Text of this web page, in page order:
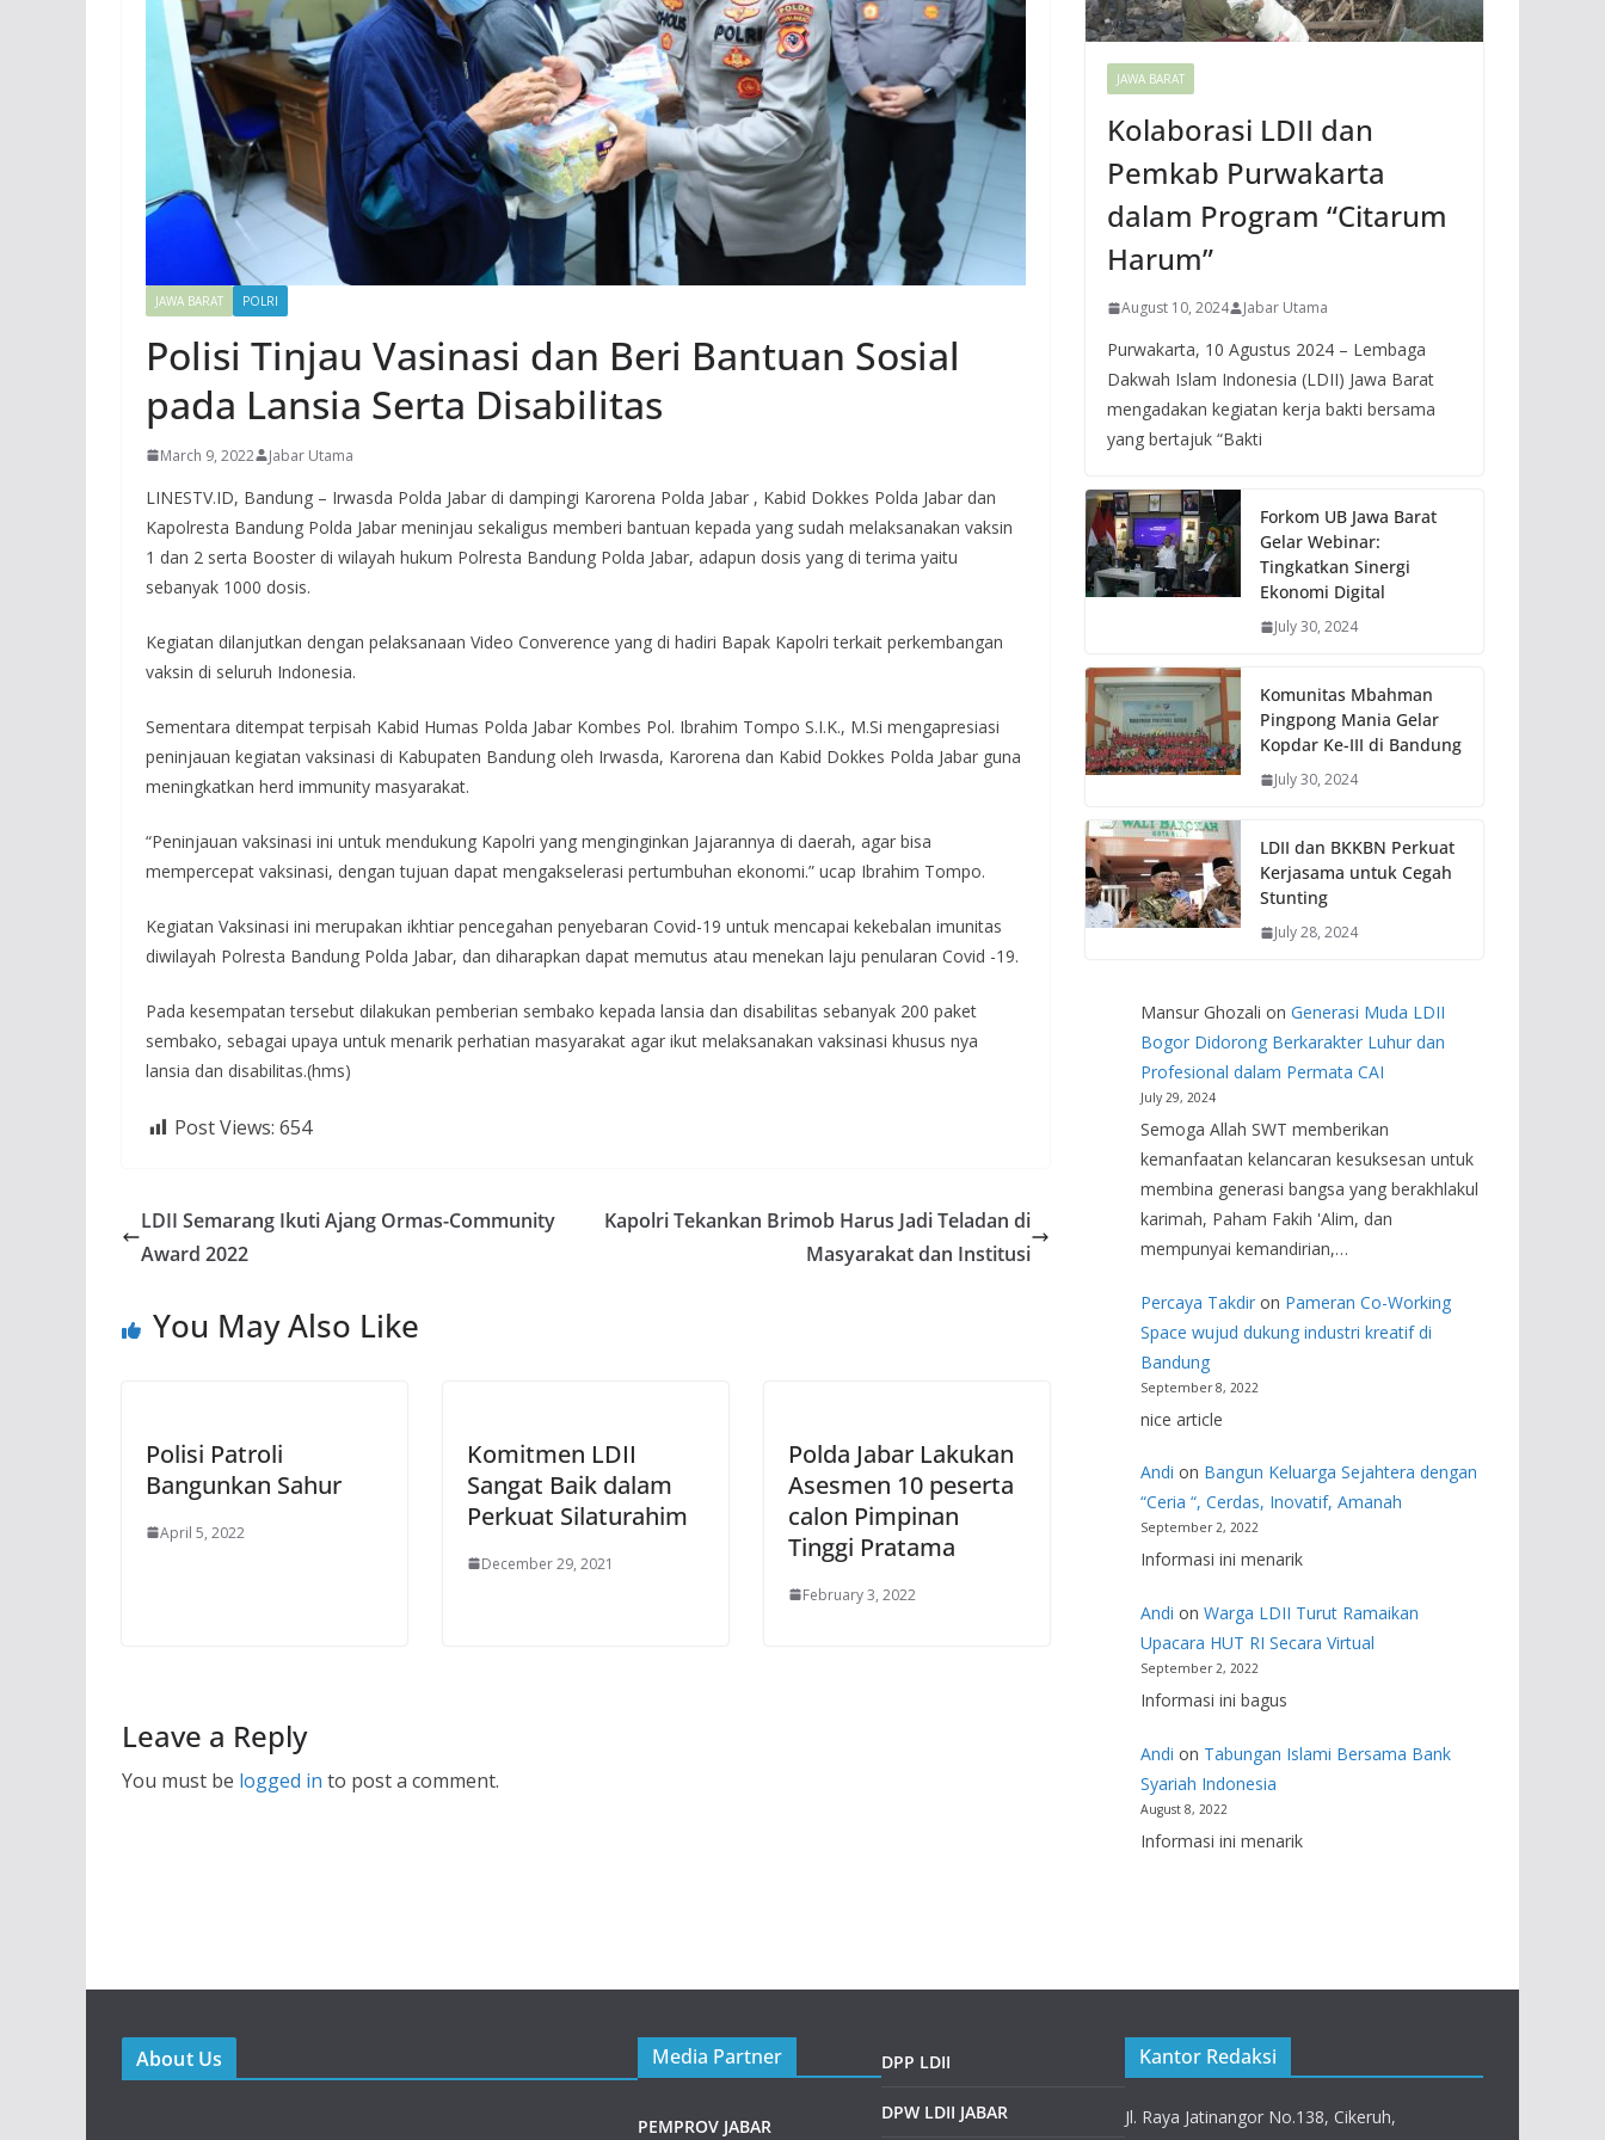
JAWA BARAT POLRI
Polisi Tinjau Vasinasi dan Beri Bantuan Sosial
pada Lansia Serta Disabilitas
March 9, 2022 Jabar Utama
LINESTV.ID, Bandung – Irwasda Polda Jabar di dampingi Karorena Polda Jabar , Kabid Dokkes Polda Jabar dan
Kapolresta Bandung Polda Jabar meninjau sekaligus memberi bantuan kepada yang sudah melaksanakan vaksin
1 dan 2 serta Booster di wilayah hukum Polresta Bandung Polda Jabar, adapun dosis yang di terima yaitu
sebanyak 1000 dosis.
Kegiatan dilanjutkan dengan pelaksanaan Video Converence yang di hadiri Bapak Kapolri terkait perkembangan
vaksin di seluruh Indonesia.
Sementara ditempat terpisah Kabid Humas Polda Jabar Kombes Pol. Ibrahim Tompo S.I.K., M.Si mengapresiasi
peninjauan kegiatan vaksinasi di Kabupaten Bandung oleh Irwasda, Karorena dan Kabid Dokkes Polda Jabar guna
meningkatkan herd immunity masyarakat.
“Peninjauan vaksinasi ini untuk mendukung Kapolri yang menginginkan Jajarannya di daerah, agar bisa
mempercepat vaksinasi, dengan tujuan dapat mengakselerasi pertumbuhan ekonomi.” ucap Ibrahim Tompo.
Kegiatan Vaksinasi ini merupakan ikhtiar pencegahan penyebaran Covid-19 untuk mencapai kekebalan imunitas
diwilayah Polresta Bandung Polda Jabar, dan diharapkan dapat memutus atau menekan laju penularan Covid -19.
Pada kesempatan tersebut dilakukan pemberian sembako kepada lansia dan disabilitas sebanyak 200 paket
sembako, sebagai upaya untuk menarik perhatian masyarakat agar ikut melaksanakan vaksinasi khusus nya
lansia dan disabilitas.(hms)
Post Views: 654
LDII Semarang Ikuti Ajang Ormas-Community
Award 2022
Kapolri Tekankan Brimob Harus Jadi Teladan di
Masyarakat dan Institusi
You May Also Like
Polisi Patroli
Bangunkan Sahur
April 5, 2022
Komitmen LDII
Sangat Baik dalam
Perkuat Silaturahim
December 29, 2021
Polda Jabar Lakukan
Asesmen 10 peserta
calon Pimpinan
Tinggi Pratama
February 3, 2022
Leave a Reply
You must be logged in to post a comment.
JAWA BARAT
Kolaborasi LDII dan
Pemkab Purwakarta
dalam Program “Citarum
Harum”
August 10, 2024 Jabar Utama
Purwakarta, 10 Agustus 2024 – Lembaga
Dakwah Islam Indonesia (LDII) Jawa Barat
mengadakan kegiatan kerja bakti bersama
yang bertajuk “Bakti
Forkom UB Jawa Barat
Gelar Webinar:
Tingkatkan Sinergi
Ekonomi Digital
July 30, 2024
Komunitas Mbahman
Pingpong Mania Gelar
Kopdar Ke-III di Bandung
July 30, 2024
LDII dan BKKBN Perkuat
Kerjasama untuk Cegah
Stunting
July 28, 2024
Mansur Ghozali on Generasi Muda LDII
Bogor Didorong Berkarakter Luhur dan
Profesional dalam Permata CAI
July 29, 2024
Semoga Allah SWT memberikan
kemanfaatan kelancaran kesuksesan untuk
membina generasi bangsa yang berakhlakul
karimah, Paham Fakih 'Alim, dan
mempunyai kemandirian,…
Percaya Takdiron Pameran Co-Working
Space wujud dukung industri kreatif di
Bandung
September 8, 2022
nice article
Andi on Bangun Keluarga Sejahtera dengan
“Ceria “, Cerdas, Inovatif, Amanah
September 2, 2022
Informasi ini menarik
Andi on Warga LDII Turut Ramaikan
Upacara HUT RI Secara Virtual
September 2, 2022
Informasi ini bagus
Andi on Tabungan Islami Bersama Bank
Syariah Indonesia
August 8, 2022
Informasi ini menarik
About Us Media Partner
PEMPROV JABAR
DPP LDII
DPW LDII JABAR
Kantor Redaksi
Jl. Raya Jatinangor No.138, Cikeruh,